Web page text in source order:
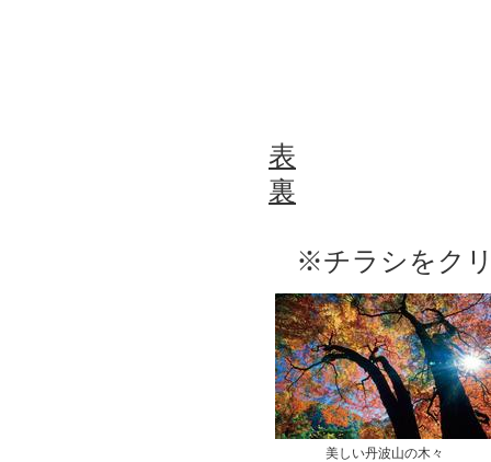
表
裏
※チラシをクリ
美しい丹波山の木々